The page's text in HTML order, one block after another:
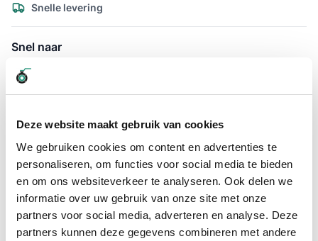
Deze website maakt gebruik van cookies
We gebruiken cookies om content en advertenties te
personaliseren, om functies voor social media te bieden
en om ons websiteverkeer te analyseren. Ook delen we
informatie over uw gebruik van onze site met onze
partners voor social media, adverteren en analyse. Deze
partners kunnen deze gegevens combineren met andere
Snelle levering
Snel naar
Details
Afzuigslang Afzuigslang Purflex-L
0.4 mm. 450mm per meter te
bestellen
De Afzuigslang Purflex-L 0.4 mm. 450mm is uitermate geschikt
voor het afzuigen van stof en zaagsel voor op
houtbewerkingsmachines. De lichte PU afzuigslang welke